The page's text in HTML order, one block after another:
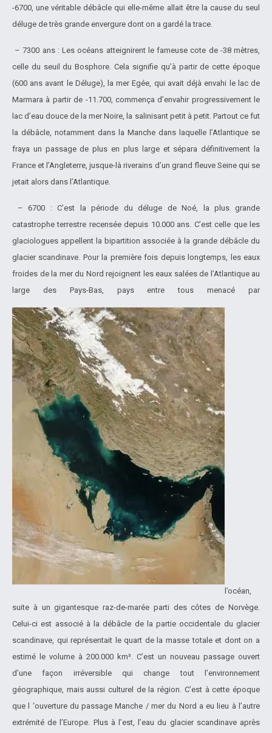
-6700, une véritable débâcle qui elle-même allait être la cause du seul
déluge de très grande envergure dont on a gardé la trace.
– 7300 ans : Les océans atteignirent le fameuse cote de -38 mètres,
celle du seuil du Bosphore. Cela signifie qu’à partir de cette époque
(600 ans avant le Déluge), la mer Egée, qui avait déjà envahi le lac de
Marmara à partir de -11.700, commença d’envahir progressivement le
lac d’eau douce de la mer Noire, la salinisant petit à petit. Partout ce fut
la débâcle, notamment dans la Manche dans laquelle l’Atlantique se
fraya un passage de plus en plus large et sépara définitivement la
France et l’Angleterre, jusque-là riverains d’un grand fleuve Seine qui se
jetait alors dans l’Atlantique.
– 6700 : C’est la période du déluge de Noé, la plus grande
catastrophe terrestre recensée depuis 10.000 ans. C’est celle que les
glaciologues appellent la bipartition associée à la grande débâcle du
glacier scandinave. Pour la première fois depuis longtemps, les eaux
froides de la mer du Nord rejoignent les eaux salées de l’Atlantique au
large des Pays-Bas, pays entre tous menacé par
l’océan,
suite à un gigantesque raz-de-marée parti des côtes de Norvège.
Celui-ci est associé à la débâcle de la partie occidentale du glacier
scandinave, qui représentait le quart de la masse totale et dont on a
estimé le volume à 200.000 km³. C’est un nouveau passage ouvert
d’une façon irréversible qui change tout l’environnement
géographique, mais aussi culturel de la région. C’est à cette époque
que l ‘ouverture du passage Manche / mer du Nord a eu lieu à l’autre
extrémité de l’Europe. Plus à l’est, l’eau du glacier scandinave après